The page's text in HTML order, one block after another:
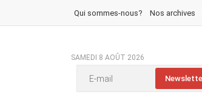
Qui sommes-nous? Nos archives
SAMEDI 8 AOÛT 2026